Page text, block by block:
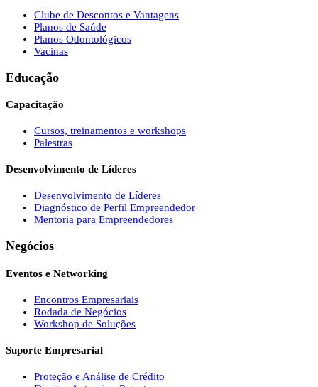
Clube de Descontos e Vantagens
Planos de Saúde
Planos Odontológicos
Vacinas
Educação
Capacitação
Cursos, treinamentos e workshops
Palestras
Desenvolvimento de Líderes
Desenvolvimento de Líderes
Diagnóstico de Perfil Empreendedor
Mentoria para Empreendedores
Negócios
Eventos e Networking
Encontros Empresariais
Rodada de Negócios
Workshop de Soluções
Suporte Empresarial
Proteção e Análise de Crédito